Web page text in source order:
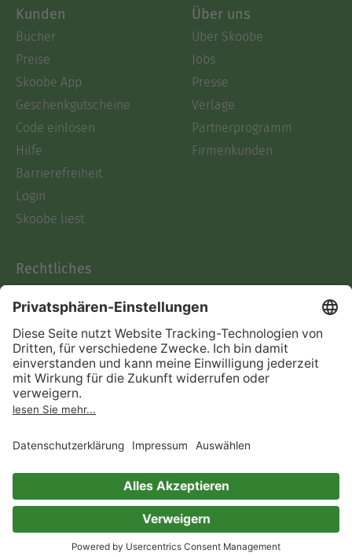
Kunden
Bücher
Preise
Skoobe App
Geschenkgutscheine
Code einlösen
Hilfe
Barrierefreiheit
Login
Skoobe liest
Über uns
Über Skoobe
Jobs
Presse
Verlage
Partnerprogramm
Firmenkunden
Rechtliches
AGB
Informationen nach Data
Act
Verträge hier kündigen
Impressum
Immer ein gutes Buch